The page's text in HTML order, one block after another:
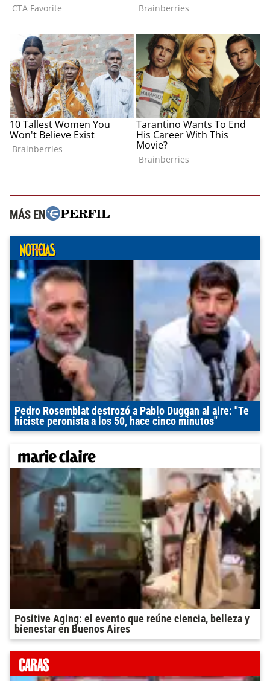
MÁS EN
Pedro Rosemblat destrozó a Pablo Duggan al aire: "Te
hiciste peronista a los 50, hace cinco minutos"
Positive Aging: el evento que reúne ciencia, belleza y
bienestar en Buenos Aires